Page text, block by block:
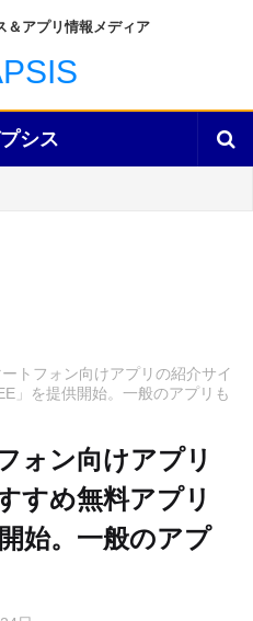
アプリ情報メディア
シス
トフォン向けアプリの紹介サイ
」を提供開始。一般のアプリも
ォン向けアプリ
すめ無料アプリ
始。一般のアプ